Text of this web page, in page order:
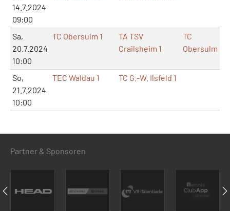
14.7.2024
09:00
Sa,
20.7.2024
10:00
TC Obersulm 1
TA TSV
Crailsheim 1
TC
Obersulm
So,
21.7.2024
10:00
TEC Waldau 1 TC G.-W. Ilsfeld 1
Partner & Sponsoren